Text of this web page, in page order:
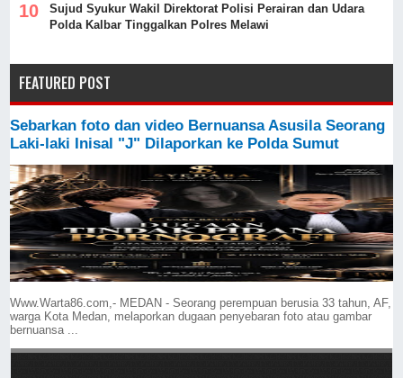
Sujud Syukur Wakil Direktorat Polisi Perairan dan Udara
Polda Kalbar Tinggalkan Polres Melawi
FEATURED POST
Sebarkan foto dan video Bernuansa Asusila Seorang
Laki-laki Inisal "J" Dilaporkan ke Polda Sumut
Www.Warta86.com,- MEDAN - Seorang perempuan berusia 33 tahun, AF,
warga Kota Medan, melaporkan dugaan penyebaran foto atau gambar
bernuansa ...